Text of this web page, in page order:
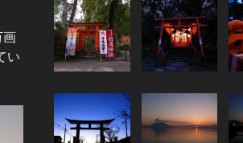
画
い